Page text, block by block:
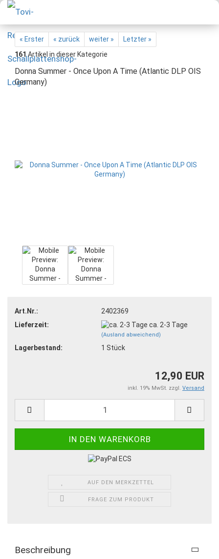
« Erster « zurück weiter »
Letzter »
161Artikel in dieser Kategorie
Donna Summer - Once Upon A Time (Atlantic DLP OIS
Germany)
Art.Nr.:
2402369
Lieferzeit:
ca. 2-3 Tage
(Ausland abweichend)
Lagerbestand: 1 Stück
12,90 EUR
inkl. 19% MwSt. zzgl. Versand
AUF DEN MERKZETTEL
FRAGE ZUM PRODUKT
Beschreibung